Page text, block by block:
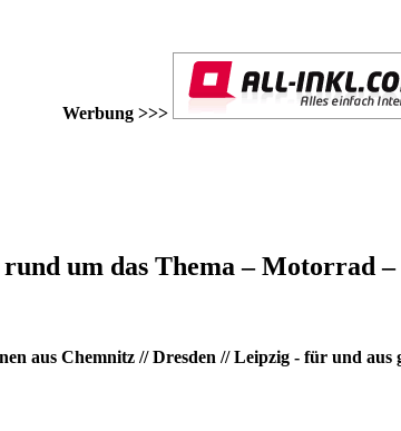
Werbung >>>
um das Thema – Motorrad –
aus Chemnitz // Dresden // Leipzig - für und aus